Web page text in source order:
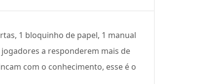
1 bloquinho de papel, 1 manual
a responderem mais de
com o conhecimento, esse é o